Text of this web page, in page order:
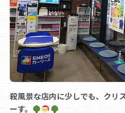
殺風景な店内に少しでも、クリ
ーす。